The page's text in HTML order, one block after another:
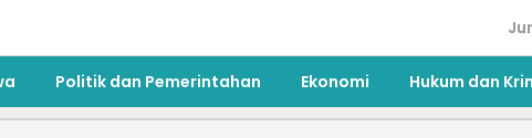
Politik dan Pemerintahan Ekonomi Hukum dan